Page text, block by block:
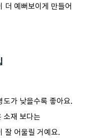
더 예뻐보이게 만들어
가 낮을수록 좋아요.
소재 보다는
잘 어울릴 거예요.